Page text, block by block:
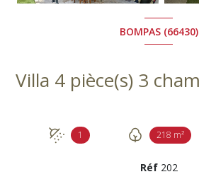
BOMPAS (66430)
1 218 m²
Réf 202